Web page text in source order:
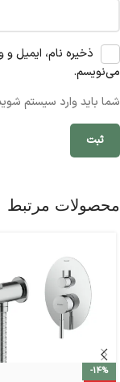
ذخیره نام، ایمیل
می‌نویسم.
شما باید وارد سیستم
محصولات مرتبط
-14%